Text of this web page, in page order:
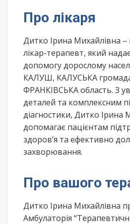
Про лікаря
Дитко Ірина Михайлівна –
лікар-терапевт, який
допомогу дорослому
КАЛУШ, КАЛУСЬКА
ФРАНКІВСЬКА область. З
деталей та комплексним
діагностики, Дитко Ірина
допомагає пацієнтам
здоров’я та ефективно
захворювання.
Про вашого
Дитко Ірина Михайлівна
Амбулаторія